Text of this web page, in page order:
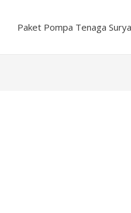
Paket Pompa Tenaga Surya